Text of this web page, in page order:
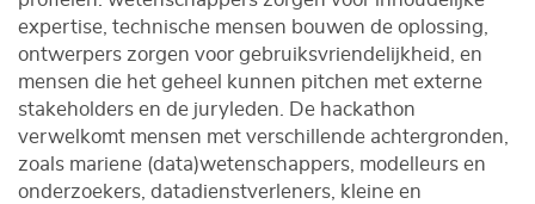
expertise, technische mensen bouwen de oplossing,
ontwerpers zorgen voor gebruiksvriendelijkheid, en
mensen die het geheel kunnen pitchen met externe
stakeholders en de juryleden. De hackathon
verwelkomt mensen met verschillende achtergronden,
zoals mariene (data)wetenschappers, modelleurs en
onderzoekers, datadienstverleners, kleine en